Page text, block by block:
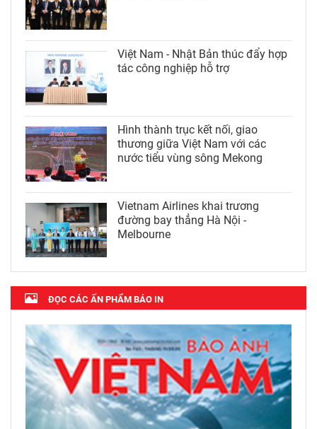
Việt Nam - Nhật Bản thúc đẩy hợp
tác công nghiệp hỗ trợ
Hình thành trục kết nối, giao
thương giữa Việt Nam với các
nước tiểu vùng sông Mekong
Vietnam Airlines khai trương
đường bay thẳng Hà Nội -
Melbourne
ĐỌC CÁC ẤN PHẨM BÁO IN